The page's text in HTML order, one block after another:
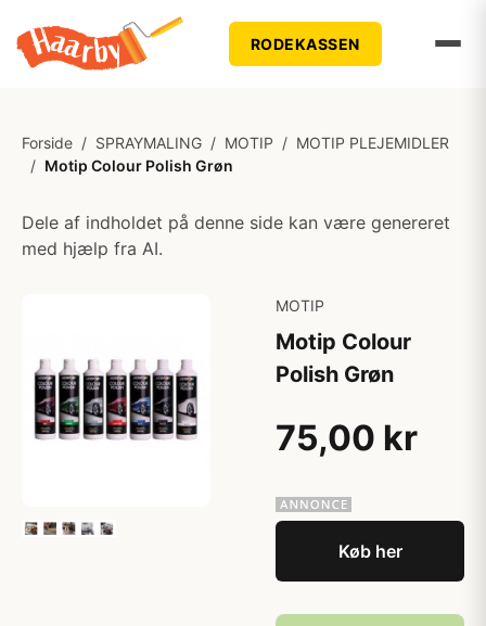
RODEKASSEN
Forside / SPRAYMALING / MOTIP / MOTIP PLEJEMIDLER
/ Motip Colour Polish Grøn
Dele af indholdet på denne side kan være genereret
med hjælp fra AI.
MOTIP
Motip Colour
Polish Grøn
75,00 kr
Køb her